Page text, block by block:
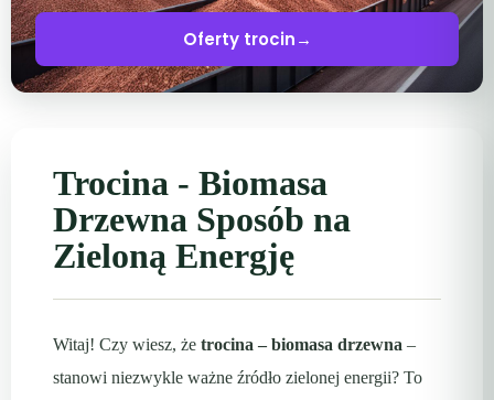
Oferty trocin→
Trocina - Biomasa
Drzewna Sposób na
Zieloną Energję
Witaj! Czy wiesz, że trocina – biomasa drzewna –
stanowi niezwykle ważne źródło zielonej energii? To